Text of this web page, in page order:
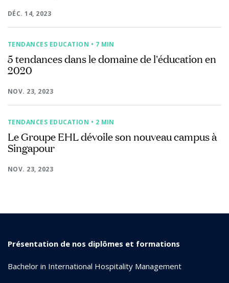
DÉC. 14, 2023
TENDANCES EDUCATION • 7 MIN
5 tendances dans le domaine de l'éducation en
2020
NOV. 23, 2023
TENDANCES EDUCATION • 2 MIN
Le Groupe EHL dévoile son nouveau campus à
Singapour
NOV. 23, 2023
Présentation de nos diplômes et formations
Bachelor in International Hospitality Management